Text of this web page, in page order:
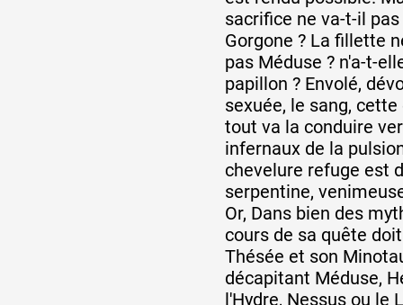
sacrifice ne va-t-il
Gorgone ? La fillette
pas Méduse ? n'a-t-
papillon ? Envolé,
sexuée, le sang,
tout va la conduire
infernaux de la
chevelure refuge est
serpentine,
Or, Dans bien des
cours de sa quête
Thésée et son
décapitant Méduse,
l'Hydre, Nessus ou le